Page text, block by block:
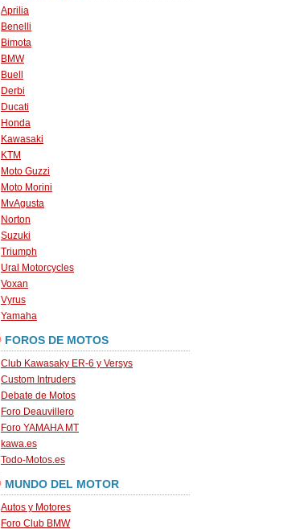
Aprilia
Benelli
Bimota
BMW
Buell
Derbi
Ducati
Honda
Kawasaki
KTM
Moto Guzzi
Moto Morini
MvAgusta
Norton
Suzuki
Triumph
Ural Motorcycles
Voxan
Vyrus
Yamaha
FOROS DE MOTOS
Club Kawasaky ER-6 y Versys
Custom Intruders
Debate de Motos
Foro Deauvillero
Foro YAMAHA MT
kawa.es
Todo-Motos.es
MUNDO DEL MOTOR
Autos y Motores
Foro Club BMW